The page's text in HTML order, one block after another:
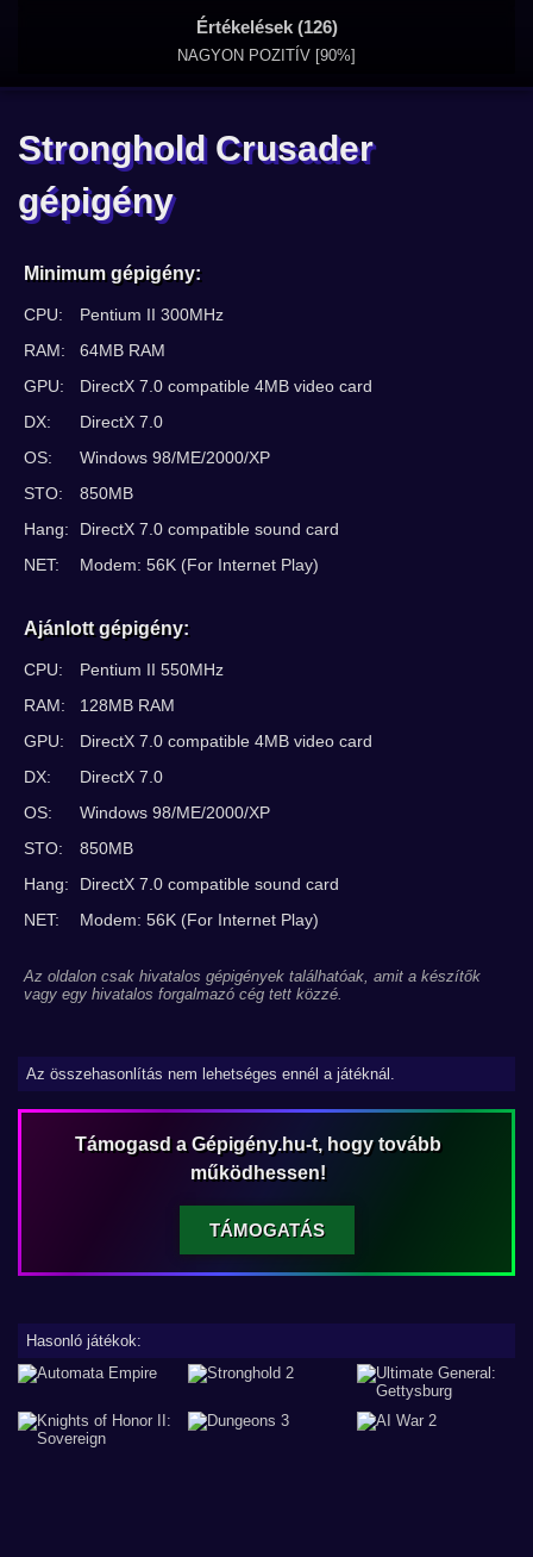
Értékelések (126)
NAGYON POZITÍV [90%]
Stronghold Crusader
gépigény
Minimum gépigény:
CPU:
Pentium II 300MHz
RAM:
64MB RAM
GPU:
DirectX 7.0 compatible 4MB video card
DX:
DirectX 7.0
OS:
Windows 98/ME/2000/XP
STO:
850MB
Hang:
DirectX 7.0 compatible sound card
NET:
Modem: 56K (For Internet Play)
Ajánlott gépigény:
CPU:
Pentium II 550MHz
RAM:
128MB RAM
GPU:
DirectX 7.0 compatible 4MB video card
DX:
DirectX 7.0
OS:
Windows 98/ME/2000/XP
STO:
850MB
Hang:
DirectX 7.0 compatible sound card
NET:
Modem: 56K (For Internet Play)
Az oldalon csak hivatalos gépigények találhatóak, amit a készítők
vagy egy hivatalos forgalmazó cég tett közzé.
Az összehasonlítás nem lehetséges ennél a játéknál.
Támogasd a Gépigény.hu-t, hogy tovább
működhessen!
TÁMOGATÁS
Hasonló játékok: